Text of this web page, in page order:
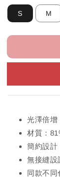
S M
光澤倍增
材質：
簡約設計
無接縫設
同款不同